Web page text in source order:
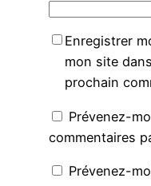
Enregistrer
mon site
prochain
Prévenez-
commentaires
Prévenez-